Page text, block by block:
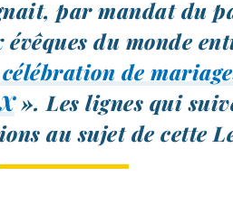
par man­dat du
évêques du monde
de
». Les lignes qui
au sujet de cette